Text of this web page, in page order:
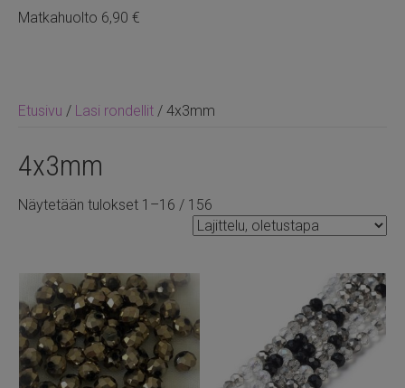
Etusivu / Lasi rondellit / 4x3mm
4x3mm
Näytetään tulokset 1–16 / 156
Matkahuolto 6,90 €